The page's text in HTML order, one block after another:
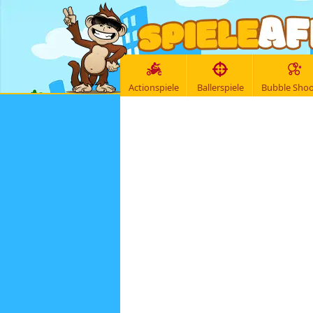
Actionspiele Ballerspiele Bubble